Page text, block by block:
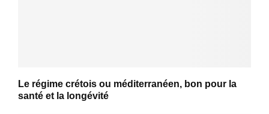
Le régime crétois ou méditerranéen, bon pour la
santé et la longévité